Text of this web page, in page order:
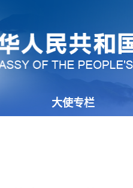
大使专栏